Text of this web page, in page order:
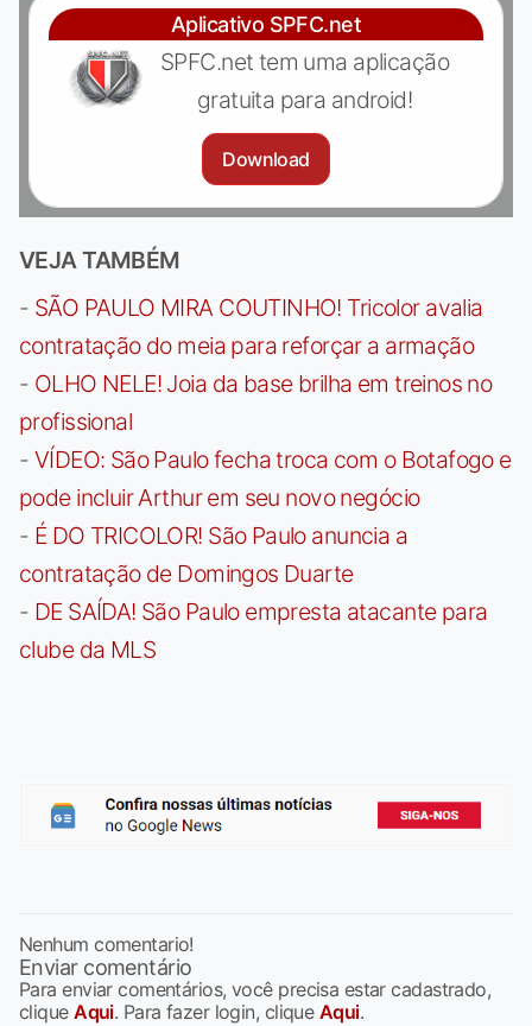
Aplicativo SPFC.net
SPFC.net tem uma aplicação
gratuita para android!
Download
VEJA TAMBÉM
- SÃO PAULO MIRA COUTINHO! Tricolor avalia
contratação do meia para reforçar a armação
- OLHO NELE! Joia da base brilha em treinos no
profissional
- VÍDEO: São Paulo fecha troca com o Botafogo e
pode incluir Arthur em seu novo negócio
- É DO TRICOLOR! São Paulo anuncia a
contratação de Domingos Duarte
- DE SAÍDA! São Paulo empresta atacante para
clube da MLS
Nenhum comentario!
Enviar comentário
Para enviar comentários, você precisa estar cadastrado,
cliqueAqui. Para fazer login, clique Aqui.